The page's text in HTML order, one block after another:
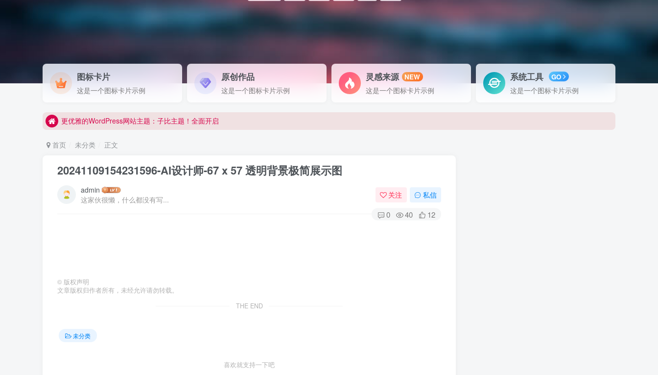
图标卡片
这是一个图标卡片示例
原创作品
这是一个图标卡片示例
灵感来源 NEW
这是一个图标卡片示例
系统工具 GO
这是一个图标卡片示例
更优雅的WordPress网站主题：子比主题！全面开启
站长源码网 www.071s.cn
首页
未分类 正文
20241109154231596-AI设计师-67 x 57 透明背景极简展示图
admin
这家伙很懒，什么都没有写...
关注 私信
0 40 12
© 版权声明
文章版权归作者所有，未经允许请勿转载。
THE END
未分类
喜欢就支持一下吧